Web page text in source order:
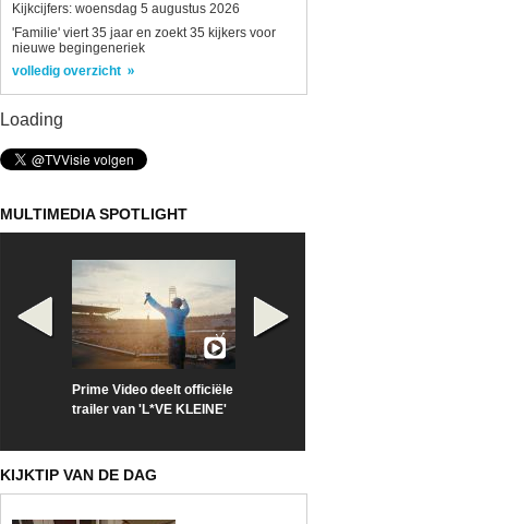
Kijkcijfers: woensdag 5 augustus 2026
'Familie' viert 35 jaar en zoekt 35 kijkers voor
nieuwe begingeneriek
volledig overzicht
Loading
MULTIMEDIA SPOTLIGHT
Prime Video deelt officiële
trailer van 'L*VE KLEINE'
KIJKTIP VAN DE DAG